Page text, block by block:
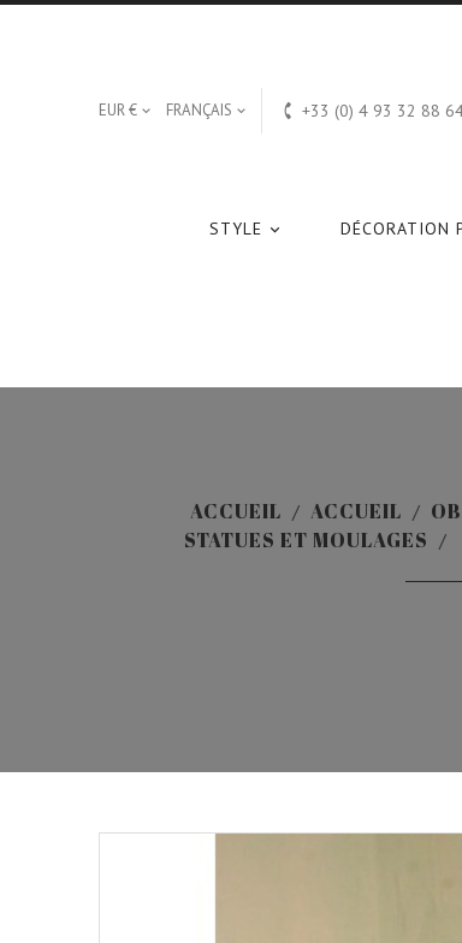
EUR €  FRANÇAIS   +33 (0) 4 93 32 88

STYLE DÉCORATION
ACCUEIL ACCUEIL
STATUES ET MOULAGES